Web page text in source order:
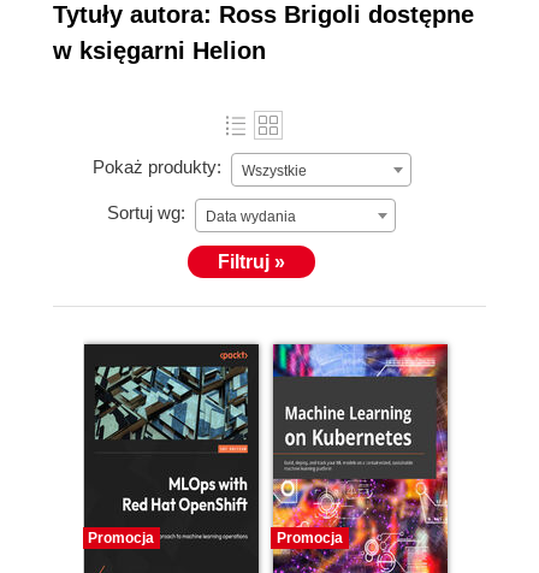
Tytuły autora: Ross Brigoli dostępne
w księgarni Helion
Pokaż produkty: Wszystkie
Sortuj wg: Data wydania
Filtruj »
Promocja Promocja